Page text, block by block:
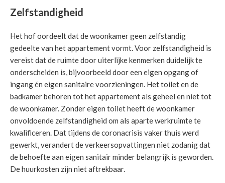
Zelfstandigheid
Het hof oordeelt dat de woonkamer geen zelfstandig
gedeelte van het appartement vormt. Voor zelfstandigheid is
vereist dat de ruimte door uiterlijke kenmerken duidelijk te
onderscheiden is, bijvoorbeeld door een eigen opgang of
ingang én eigen sanitaire voorzieningen. Het toilet en de
badkamer behoren tot het appartement als geheel en niet tot
de woonkamer. Zonder eigen toilet heeft de woonkamer
onvoldoende zelfstandigheid om als aparte werkruimte te
kwalificeren. Dat tijdens de coronacrisis vaker thuis werd
gewerkt, verandert de verkeersopvattingen niet zodanig dat
de behoefte aan eigen sanitair minder belangrijk is geworden.
De huurkosten zijn niet aftrekbaar.